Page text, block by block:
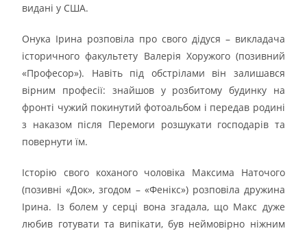
видані у США.
Онука Ірина розповіла про свого дідуся – викладача
історичного факультету Валерія Хоружого (позивний
«Професор»). Навіть під обстрілами він залишався
вірним професії: знайшов у розбитому будинку на
фронті чужий покинутий фотоальбом і передав родині
з наказом після Перемоги розшукати господарів та
повернути їм.
Історію свого коханого чоловіка Максима Наточого
(позивні «Док», згодом – «Фенікс») розповіла дружина
Ірина. Із болем у серці вона згадала, що Макс дуже
любив готувати та випікати, був неймовірно ніжним